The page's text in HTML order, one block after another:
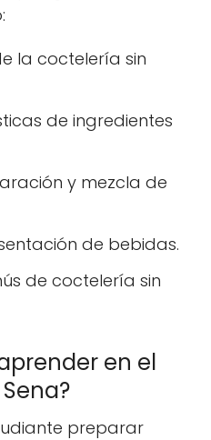
la coctelería sin
de ingredientes
y mezcla de
de bebidas.
de coctelería sin
en el
preparar